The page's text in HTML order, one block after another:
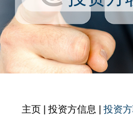
主页| 投资方信息 | 投资